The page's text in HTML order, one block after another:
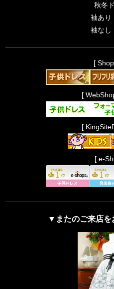
秋冬
袖あり
袖なし
[
[
[
[ e-
▼またのご来店を